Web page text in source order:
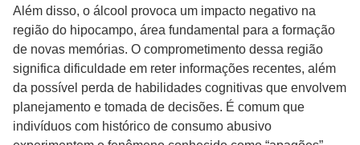
Além disso, o álcool provoca um impacto negativo na
região do hipocampo, área fundamental para a formação
de novas memórias. O comprometimento dessa região
significa dificuldade em reter informações recentes, além
da possível perda de habilidades cognitivas que envolvem
planejamento e tomada de decisões. É comum que
indivíduos com histórico de consumo abusivo